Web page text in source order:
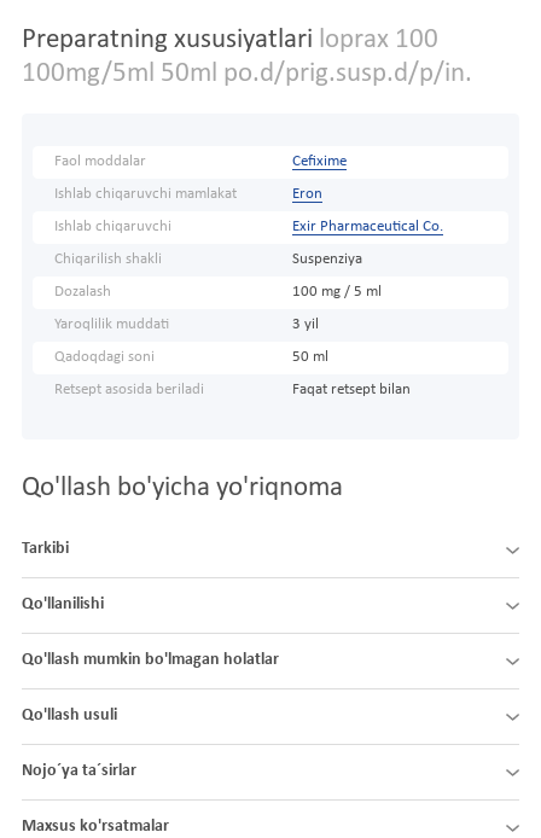
Preparatning xususiyatlari loprax 100
100mg/5ml 50ml po.d/prig.susp.d/p/in.
Faol moddalar Cefixime
Ishlab chiqaruvchi mamlakat Eron
Ishlab chiqaruvchi Exir Pharmaceutical Co.
Chiqarilish shakli Suspenziya
Dozalash 100 mg / 5 ml
Yaroqlilik muddati 3 yil
Qadoqdagi soni 50 ml
Retsept asosida beriladi Faqat retsept bilan
Qo'llash bo'yicha yo'riqnoma
Tarkibi
Qo'llanilishi
Qo'llash mumkin bo'lmagan holatlar
Qo'llash usuli
Nojo´ya ta´sirlar
Maxsus ko'rsatmalar